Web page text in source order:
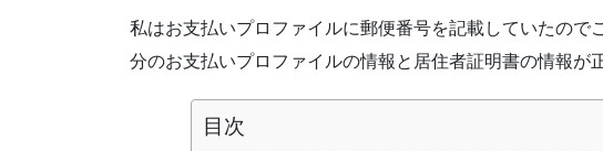
私はお支払いプロファイルに郵便番号を記載していたので
分のお支払いプロファイルの情報と居住者証明書の情報が
目次